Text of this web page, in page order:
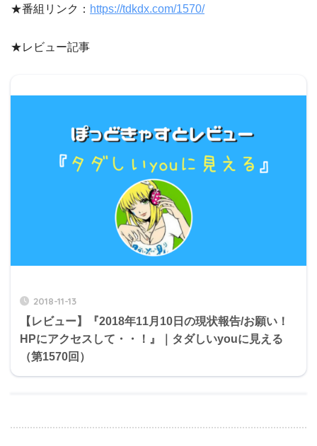
★番組リンク： https://tdkdx.com/1570/
★レビュー記事
2018-11-13
【レビュー】『2018年11月10日の現状報告/お願い！
HPにアクセスして・・！』｜タダしいyouに見える
（第1570回）